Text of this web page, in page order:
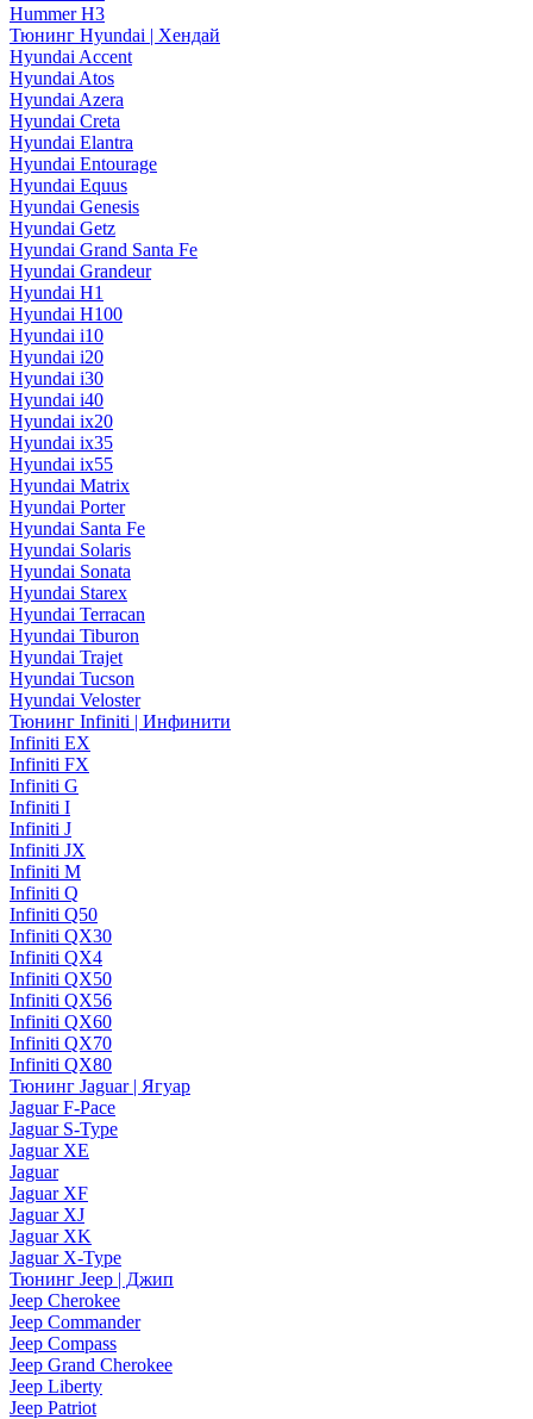
Hummer H3
Тюнинг Hyundai | Хендай
Hyundai Accent
Hyundai Atos
Hyundai Azera
Hyundai Creta
Hyundai Elantra
Hyundai Entourage
Hyundai Equus
Hyundai Genesis
Hyundai Getz
Hyundai Grand Santa Fe
Hyundai Grandeur
Hyundai H1
Hyundai H100
Hyundai i10
Hyundai i20
Hyundai i30
Hyundai i40
Hyundai ix20
Hyundai ix35
Hyundai ix55
Hyundai Matrix
Hyundai Porter
Hyundai Santa Fe
Hyundai Solaris
Hyundai Sonata
Hyundai Starex
Hyundai Terracan
Hyundai Tiburon
Hyundai Trajet
Hyundai Tucson
Hyundai Veloster
Тюнинг Infiniti | Инфинити
Infiniti EX
Infiniti FX
Infiniti G
Infiniti I
Infiniti J
Infiniti JX
Infiniti M
Infiniti Q
Infiniti Q50
Infiniti QX30
Infiniti QX4
Infiniti QX50
Infiniti QX56
Infiniti QX60
Infiniti QX70
Infiniti QX80
Тюнинг Jaguar | Ягуар
Jaguar F-Pace
Jaguar S-Type
Jaguar XE
Jaguar
Jaguar XF
Jaguar XJ
Jaguar XK
Jaguar X-Type
Тюнинг Jeep | Джип
Jeep Cherokee
Jeep Commander
Jeep Compass
Jeep Grand Cherokee
Jeep Liberty
Jeep Patriot